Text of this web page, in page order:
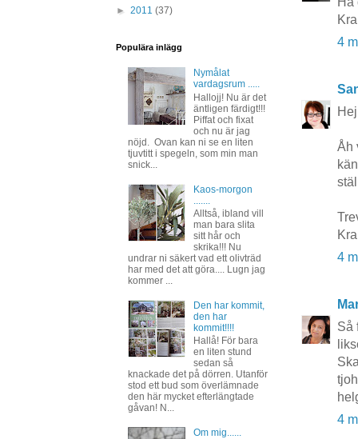
4
Åh
4
Så
4
► 2011 (37)
Populära inlägg
Nymålat
vardagsrum .....
Hallojj! Nu är det
äntligen färdigt!!!
Piffat och fixat
och nu är jag
nöjd. Ovan kan ni se en liten
tjuvtitt i spegeln, som min man
snick...
Kaos-morgon
Alltså, ibland vill
man bara slita
sitt hår och
skrika!!! Nu
undrar ni säkert vad ett olivträd
har med det att göra.... Lugn jag
kommer ...
Den har kommit,
den har
kommit!!!!
Hallå! För bara
en liten stund
sedan så
knackade det på dörren. Utanför
stod ett bud som överlämnade
den här mycket efterlängtade
gåvan! N...
Om mig......